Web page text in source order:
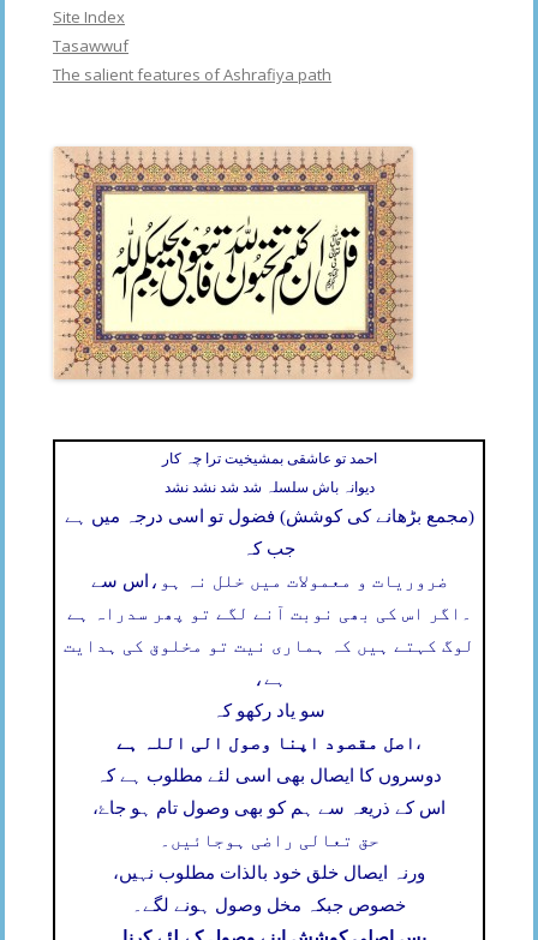
Site Index
Tasawwuf
The salient features of Ashrafiya path
احمد تو عاشقی بمشیخیت ترا چہ کار
دیوانہ باش سلسلہ شد شد نشد نشد
(مجمع بڑھانے کی کوشش) فضول تو اسی درجہ میں ہے
جب کہ
اس سے ضروریات و معمولات میں خلل نہ ہو،
اگر اس کی بھی نوبت آنے لگے تو پھر سدراہ ہے
لوگ کہتے ہیں کہ ہماری نیت تو مخلوق کی ہدایت
ہے،
سو یاد رکھو کہ
اصل مقصود اپنا وصول الی اللہ ہے ،
دوسروں کا ایصال بھی اسی لئے مطلوب ہے کہ
اس کے ذریعہ سے ہم کو بھی وصول تام ہو جاۓ،
حق تعالی راضی ہوجائیں۔
ورنہ ایصال خلق خود بالذات مطلوب نہیں،
خصوص جبکہ مخل وصول ہونے لگے۔